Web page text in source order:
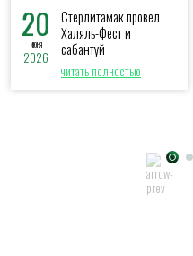
20
июня
2026
Стерлитамак провел
Халяль-Фест и
сабантуй
читать полностью